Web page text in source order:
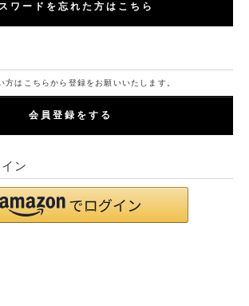
ワードを忘れた方はこちら
方はこちらから登録をお願いいたします。
会員登録をする
ン